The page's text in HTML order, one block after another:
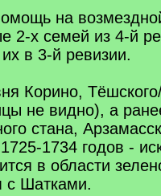
на
2-х семей из 4-й
в 3-й ревизии.
Корино,
не видно), а
стана,
1725-1734 годов -
в области
с Шатками.